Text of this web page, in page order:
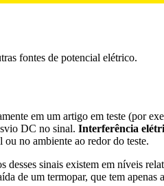
fontes de potencial elétrico.
em um artigo em teste (por
DC no sinal. Interferência
no ambiente ao redor do teste.
desses sinais existem em níveis
de um termopar, que tem apenas